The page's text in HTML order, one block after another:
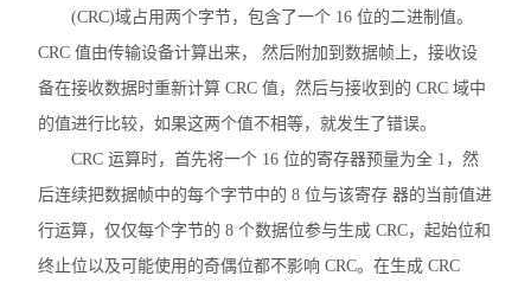
三相电压表
AM 系列中压保护装置
ADDC 智能空调节能控制器
AGP 风力发电测量保护模块
AGF-D 光伏直流柜采集装置
AGF-IM 光伏直流绝缘监测装置
(CRC)域占用两个字节，包含了一个 16 位的二进制值。
CRC 值由传输设备计算出来， 然后附加到数据帧上，接收设
备在接收数据时重新计算 CRC 值，然后与接收到的 CRC 域中
的值进行比较，如果这两个值不相等，就发生了错误。
CRC 运算时，首先将一个 16 位的寄存器预量为全 1，然
后连续把数据帧中的每个字节中的 8 位与该寄存 器的当前值进
行运算，仅仅每个字节的 8 个数据位参与生成 CRC，起始位和
终止位以及可能使用的奇偶位都不影响 CRC。在生成 CRC